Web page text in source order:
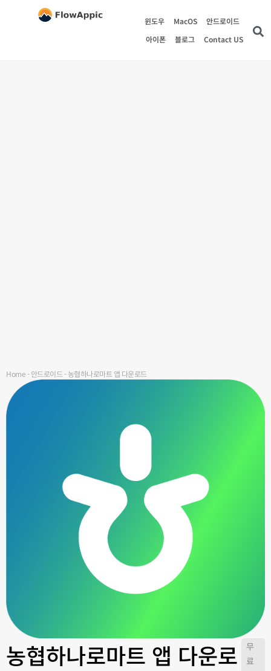
윈도우 MacOS
안드로이드
아이폰
블로그 Contact US
Home-안드로이드-농협하나로마트 앱 다운로드
농협하나로마트 앱 다운로
무
료